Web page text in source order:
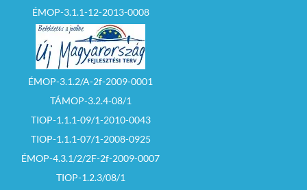
ÉMOP-3.1.1-12-2013-0008
ÉMOP-3.1.2/A-2f-2009-0001
TÁMOP-3.2.4-08/1
TIOP-1.1.1-09/1-2010-0043
TIOP-1.1.1-07/1-2008-0925
ÉMOP-4.3.1/2/2F-2f-2009-0007
TIOP-1.2.3/08/1